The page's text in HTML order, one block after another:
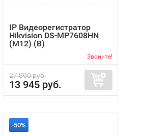
IP Видеорегистратор
Hikvision DS-MP7608HN
(M12) (B)
Звоните!
27 890 руб.
13 945 руб.
-50%